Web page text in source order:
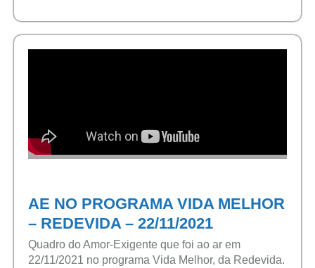
AE NO PROGRAMA VIDA MELHOR
– REDEVIDA – 22/11/2021
Quadro do Amor-Exigente que foi ao ar em
22/11/2021 no programa Vida Melhor, da Redevida.